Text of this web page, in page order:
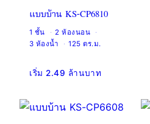
แบบบ้าน KS-CP6810
1 ชั้น
2 ห้องนอน
3 ห้องน้ำ
125 ตร.ม.
เริ่ม 2.49 ล้านบาท